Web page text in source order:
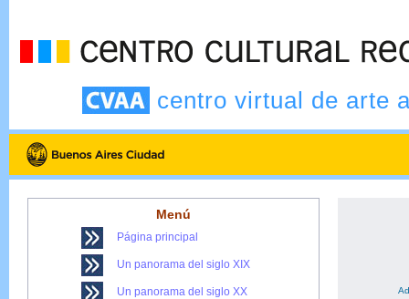
centro virtual de arte
Menú
Página principal
Un panorama del siglo XIX
Un panorama del siglo XX